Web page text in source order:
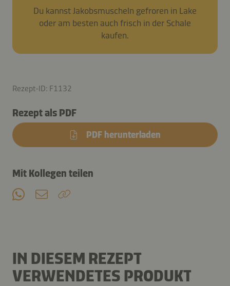
Du kannst Jakobsmuscheln gefroren in Lake
oder am besten auch frisch in der Schale
kaufen.
Rezept-ID: F1132
Rezept als PDF
PDF herunterladen
Mit Kollegen teilen
IN DIESEM REZEPT
VERWENDETES PRODUKT